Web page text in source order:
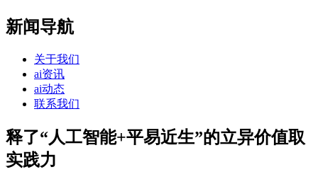
新闻导航
关于我们
ai资讯
ai动态
联系我们
释了“人工智能+平易近生”的立异价值取
实践力